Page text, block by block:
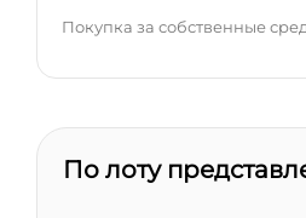
Покупка за собственные
По лоту